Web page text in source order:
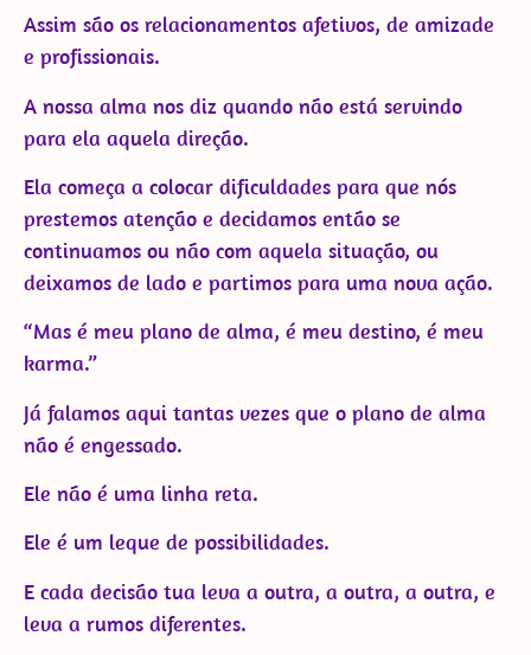
Assim são os relacionamentos afetivos, de amizade
e profissionais.
A nossa alma nos diz quando não está servindo
para ela aquela direção.
Ela começa a colocar dificuldades para que nós
prestemos atenção e decidamos então se
continuamos ou não com aquela situação, ou
deixamos de lado e partimos para uma nova ação.
“Mas é meu plano de alma, é meu destino, é meu
karma.”
Já falamos aqui tantas vezes que o plano de alma
não é engessado.
Ele não é uma linha reta.
Ele é um leque de possibilidades.
E cada decisão tua leva a outra, a outra, a outra, e
leva a rumos diferentes.